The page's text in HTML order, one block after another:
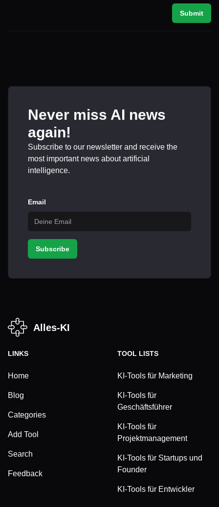
Submit
Never miss AI news
again!
Subscribe to our newsletter and receive the
most important news about artificial
intelligence.
Email
Subscribe
Alles-KI
LINKS
Home
Blog
Categories
Add Tool
Search
Feedback
TOOL LISTS
KI-Tools für Marketing
KI-Tools für
Geschäftsführer
KI-Tools für
Projektmanagement
KI-Tools für Startups und
Founder
KI-Tools für Entwickler